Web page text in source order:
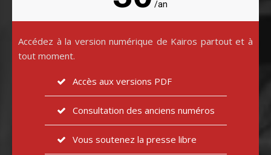
/an
Accédez à la version numérique de Kairos partout et à
tout moment.
Accès aux versions PDF
Consultation des anciens numéros
Vous soutenez la presse libre